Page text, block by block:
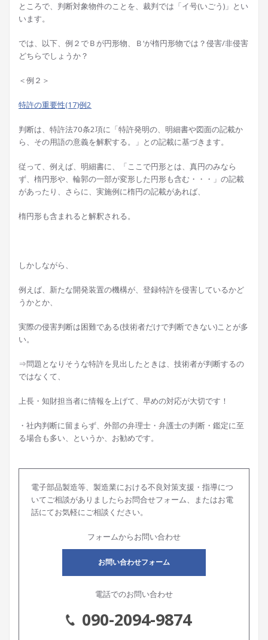
ところで、判断対象物件のことを、裁判では「イ号(いごう)」とい
います。
では、以下、例２でＢが円形物、Ｂ‘が楕円形物では？侵害/非侵害
どちらでしょうか？
＜例２＞
特許の重要性(17)例2
判断は、特許法70条2項に「特許発明の、明細書や図面の記載か
ら、その用語の意義を解釈する。」との記載に基づきます。
従って、例えば、明細書に、「ここで円形とは、真円のみなら
ず、楕円形や、輪郭の一部が変形した円形も含む・・・」の記載
があったり、さらに、実施例に楕円の記載があれば、
楕円形も含まれると解釈される。
しかしながら、
例えば、新たな開発装置の機構が、登録特許を侵害しているかど
うかとか、
実際の侵害判断は困難である(技術者だけで判断できない)ことが多
い。
⇒問題となりそうな特許を見出したときは、技術者が判断するの
ではなくて、
上長・知財担当者に情報を上げて、早めの対応が大切です！
・社内判断に留まらず、外部の弁理士・弁護士の判断・鑑定に至
る場合も多い、というか、お勧めです。
電子部品製造等、製造業における不良対策支援・指導につ
いてご相談がありましたらお問合せフォーム、またはお電
話にてお気軽にご相談ください。
フォームからお問い合わせ
お問い合わせフォーム
電話でのお問い合わせ
090-2094-9874